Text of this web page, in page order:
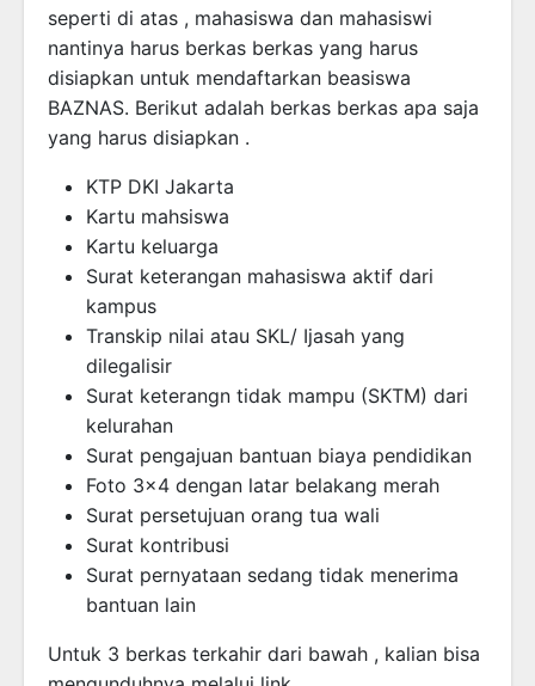
seperti di atas , mahasiswa dan mahasiswi
nantinya harus berkas berkas yang harus
disiapkan untuk mendaftarkan beasiswa
BAZNAS. Berikut adalah berkas berkas apa saja
yang harus disiapkan .
KTP DKI Jakarta
Kartu mahsiswa
Kartu keluarga
Surat keterangan mahasiswa aktif dari
kampus
Transkip nilai atau SKL/ Ijasah yang
dilegalisir
Surat keterangn tidak mampu (SKTM) dari
kelurahan
Surat pengajuan bantuan biaya pendidikan
Foto 3×4 dengan latar belakang merah
Surat persetujuan orang tua wali
Surat kontribusi
Surat pernyataan sedang tidak menerima
bantuan lain
Untuk 3 berkas terkahir dari bawah , kalian bisa